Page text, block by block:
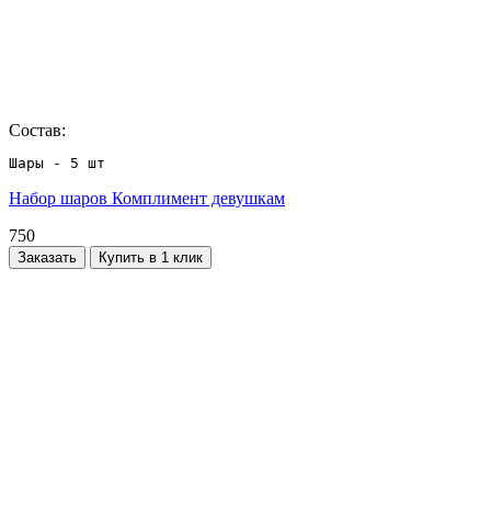
Состав:
Шары - 5 шт
Набор шаров Комплимент девушкам
750
Заказать Купить в 1 клик